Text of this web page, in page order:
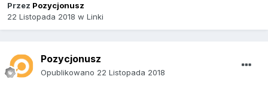
Przez Pozycjonusz
22 Listopada 2018 w Linki
Pozycjonusz
Opublikowano 22 Listopada 2018